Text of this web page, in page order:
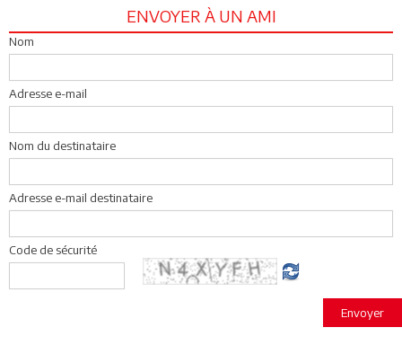
ENVOYER À UN AMI
Nom
Adresse e-mail
Nom du destinataire
Adresse e-mail destinataire
Code de sécurité
Envoyer